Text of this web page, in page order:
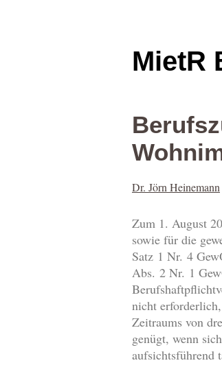
MietR
Dr. Jörn Heinemann
Zum 1. August
sowie für die
Satz 1 Nr. 4
Abs. 2 Nr. 1
nicht
Zeitraums von
genügt, wenn
aufsichtsführend